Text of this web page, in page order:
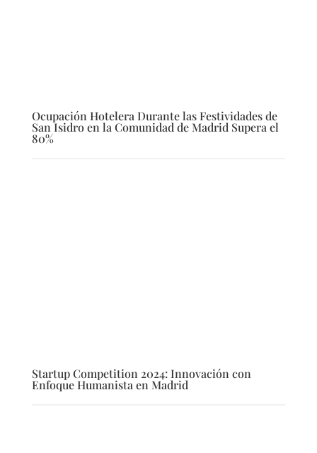
Ocupación Hotelera Durante las Festividades de
San Isidro en la Comunidad de Madrid Supera el
80%
Startup Competition 2024: Innovación con
Enfoque Humanista en Madrid